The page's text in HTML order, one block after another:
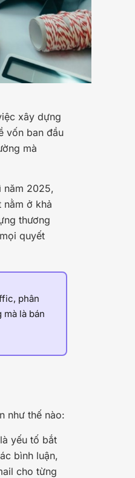
xây dựng
vốn ban đầu
mà
năm 2025,
nằm ở khả
thương
quyết
phân
là bán
như thế nào:
yếu tố bắt
bình luận,
cho từng